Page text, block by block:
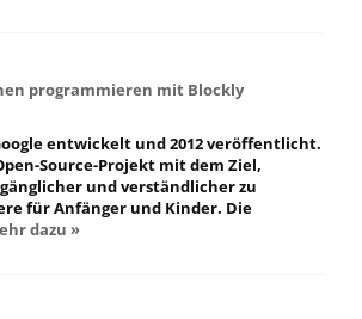
programmieren mit Blockly
entwickelt und 2012 veröffentlicht.
Source-Projekt mit dem Ziel,
und verständlicher zu
für Anfänger und Kinder. Die
dazu »